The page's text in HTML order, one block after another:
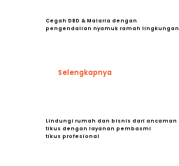
Cegah DBD & Malaria dengan
pengendalian nyamuk ramah lingkungan
Selengkapnya
Lindungi rumah dan bisnis dari ancaman
tikus dengan layanan pembasmi
tikus profesional